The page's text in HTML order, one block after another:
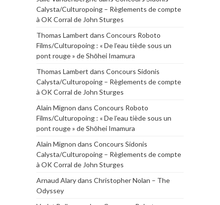
Calysta/Culturopoing – Règlements de compte
à OK Corral de John Sturges
Thomas Lambert dans Concours Roboto
Films/Culturopoing : « De l’eau tiède sous un
pont rouge » de Shōhei Imamura
Thomas Lambert dans Concours Sidonis
Calysta/Culturopoing – Règlements de compte
à OK Corral de John Sturges
Alain Mignon dans Concours Roboto
Films/Culturopoing : « De l’eau tiède sous un
pont rouge » de Shōhei Imamura
Alain Mignon dans Concours Sidonis
Calysta/Culturopoing – Règlements de compte
à OK Corral de John Sturges
Arnaud Alarydans Christopher Nolan – The
Odyssey